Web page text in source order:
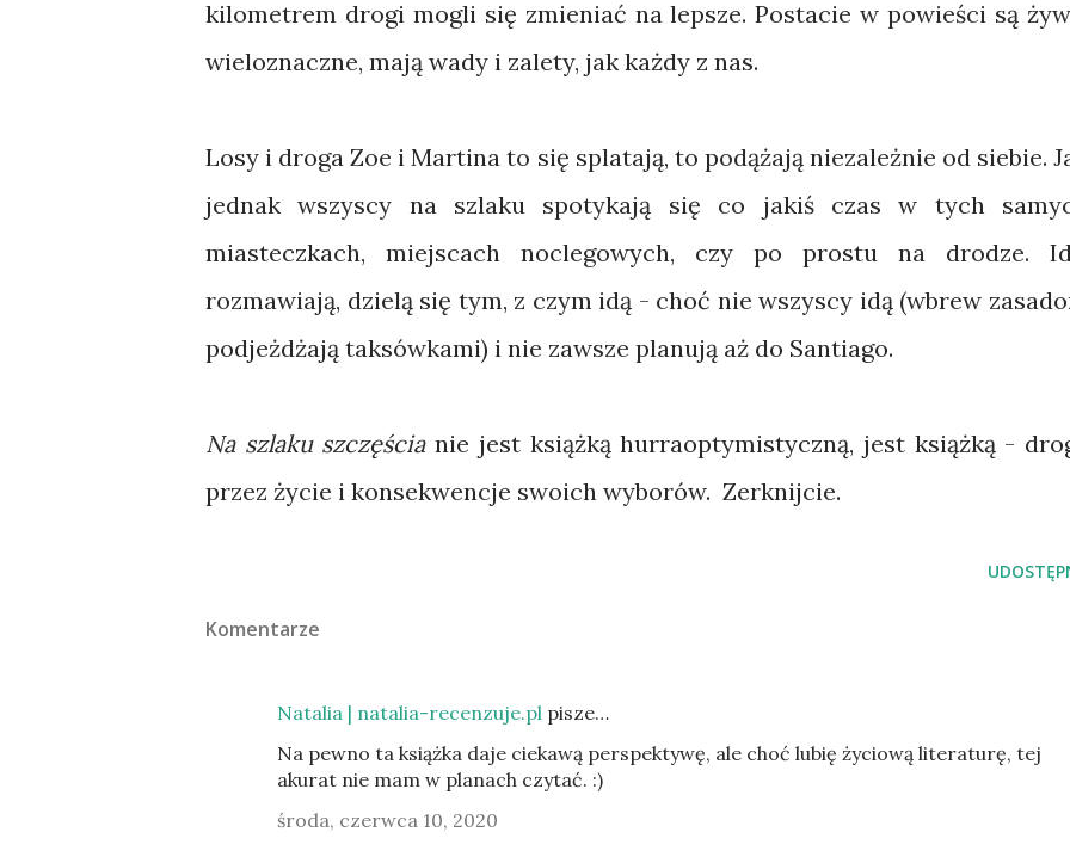
kilometrem drogi mogli się zmieniać na lepsze. Postacie w powieści są
wieloznaczne, mają wady i zalety, jak każdy z nas.
Losy i droga Zoe i Martina to się splatają, to podążają niezależnie od siebie.
jednak wszyscy na szlaku spotykają się co jakiś czas w tych
miasteczkach, miejscach noclegowych, czy po prostu na drodze.
rozmawiają, dzielą się tym, z czym idą - choć nie wszyscy idą (wbrew
podjeżdżają taksówkami) i nie zawsze planują aż do Santiago.
Na szlaku szczęścianie jest książką hurraoptymistyczną, jest książką -
przez życie i konsekwencje swoich wyborów. Zerknijcie.
Komentarze
Natalia | natalia-recenzuje.pl pisze…
Na pewno ta książka daje ciekawą perspektywę, ale choć lubię życiową literaturę, tej
akurat nie mam w planach czytać. :)
środa, czerwca 10, 2020